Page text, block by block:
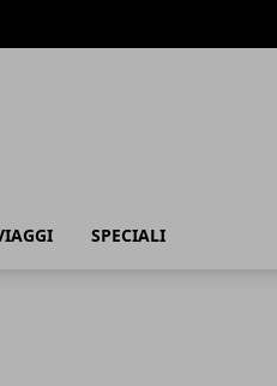
SPECIALI